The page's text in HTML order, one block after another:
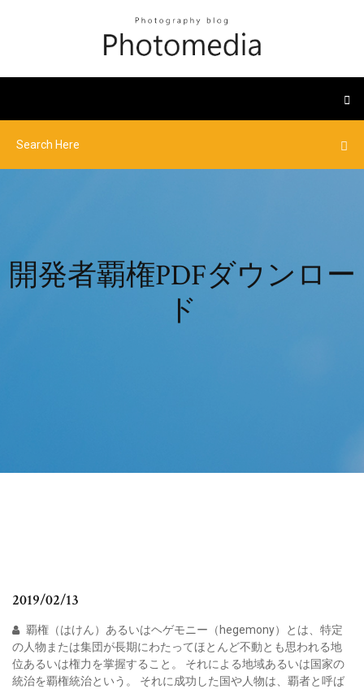
開発者覇権PDFダウンロー
ド
2019/02/13
覇権（はけん）あるいはヘゲモニー（hegemony）とは、特定
の人物または集団が長期にわたってほとんど不動とも思われる地
位あるいは権力を掌握すること。 それによる地域あるいは国家の
統治を覇権統治という。 それに成功した国や人物は、覇者と呼ば